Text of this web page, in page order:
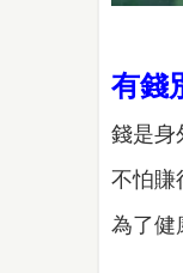
有錢
錢是身
不怕賺
為了健